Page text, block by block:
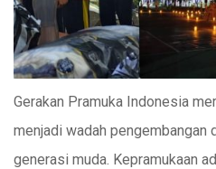
Gerakan Pramuka Indonesia
menjadi wadah pengembangan
generasi muda. Kepramukaan